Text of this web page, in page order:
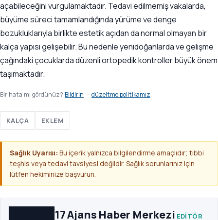
açabileceğini vurgulamaktadır. Tedavi edilmemiş vakalarda,
büyüme süreci tamamlandığında yürüme ve denge
bozukluklarıyla birlikte estetik açıdan da normal olmayan bir
kalça yapısı gelişebilir. Bu nedenle yenidoğanlarda ve gelişme
çağındaki çocuklarda düzenli ortopedik kontroller büyük önem
taşımaktadır.
Bir hata mı gördünüz? Bildirin — düzeltme politikamız.
KALÇA EKLEM
Sağlık Uyarısı: Bu içerik yalnızca bilgilendirme amaçlıdır; tıbbi
teşhis veya tedavi tavsiyesi değildir. Sağlık sorunlarınız için
lütfen hekiminize başvurun.
17 Ajans Haber Merkezi EDITÖR